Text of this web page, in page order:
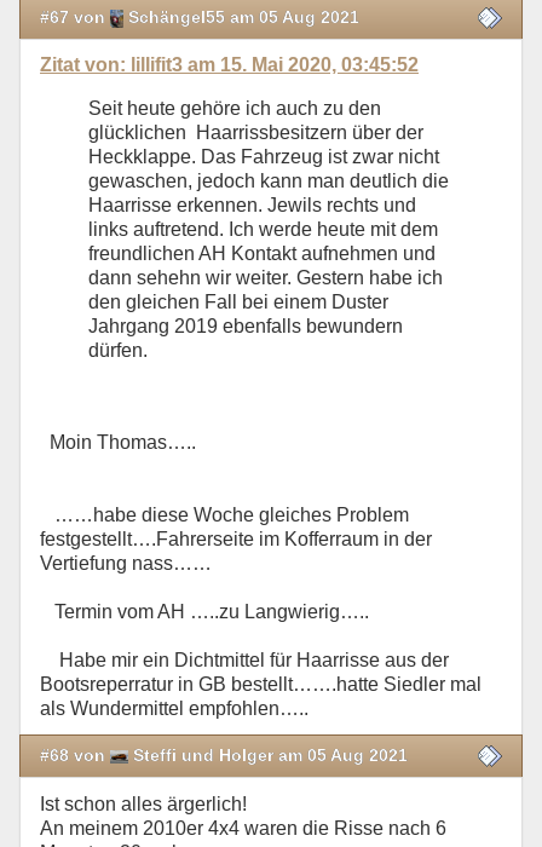
#67 von Schängel55 am 05 Aug 2021
Zitat von: lillifit3 am 15. Mai 2020, 03:45:52
Seit heute gehöre ich auch zu den
glücklichen Haarrissbesitzern über der
Heckklappe. Das Fahrzeug ist zwar nicht
gewaschen, jedoch kann man deutlich die
Haarrisse erkennen. Jewils rechts und
links auftretend. Ich werde heute mit dem
freundlichen AH Kontakt aufnehmen und
dann sehehn wir weiter. Gestern habe ich
den gleichen Fall bei einem Duster
Jahrgang 2019 ebenfalls bewundern
dürfen.
Moin Thomas…..
……habe diese Woche gleiches Problem
festgestellt….Fahrerseite im Kofferraum in der
Vertiefung nass……
Termin vom AH …..zu Langwierig…..
Habe mir ein Dichtmittel für Haarrisse aus der
Bootsreperratur in GB bestellt…….hatte Siedler mal
als Wundermittel empfohlen…..
#68 von Steffi und Holger am 05 Aug 2021
Ist schon alles ärgerlich!
An meinem 2010er 4x4 waren die Risse nach 6